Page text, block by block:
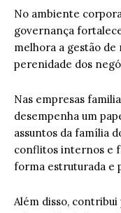
No ambiente
governança
melhora a gestão
perenidade dos
Nas empresas
desempenha um
assuntos da família
conflitos internos e
forma estruturada e
Além disso,